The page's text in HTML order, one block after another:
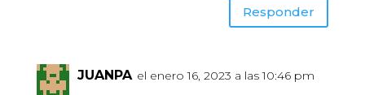
Responder
JUANPA el enero 16, 2023 a las 10:46 pm